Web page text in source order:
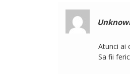
Atunci ai
Sa fii